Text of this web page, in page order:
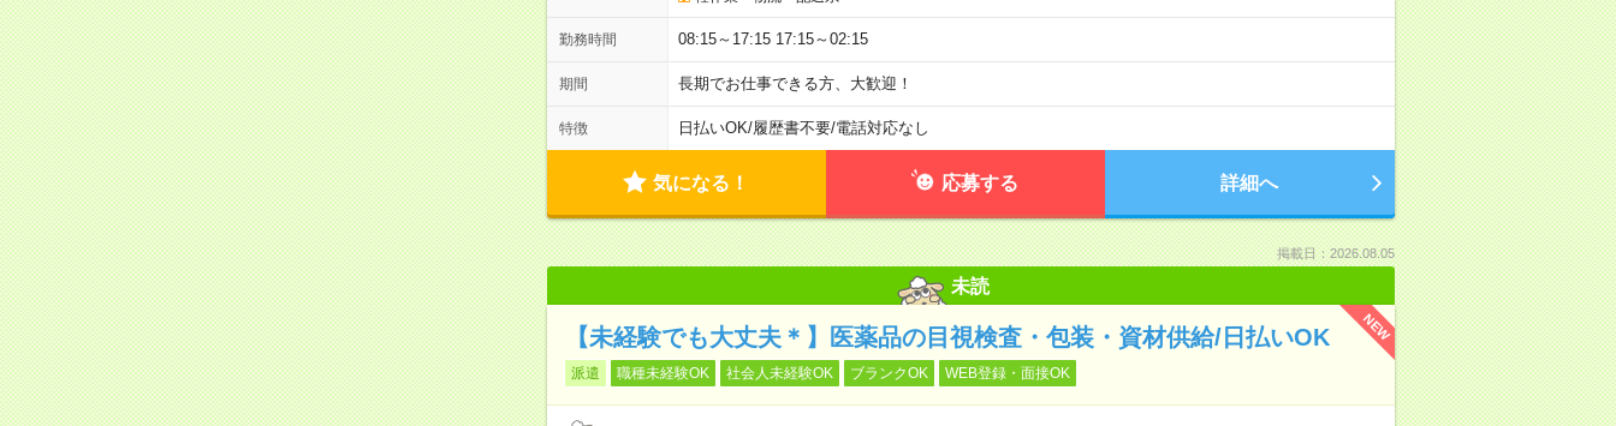
勤務時間 08:15～17:15 17:15～02:15
期間 長期でお仕事できる方、大歓迎！
特徴 日払いOK/履歴書不要/電話対応なし
気になる！ 応募する 詳細へ
掲載日：2026.08.05
未読
NEW
【未経験でも大丈夫＊】医薬品の目視検査・包装・資材供給/日払いOK
派遣 職種未経験OK 社会人未経験OK ブランクOK WEB登録・面接OK